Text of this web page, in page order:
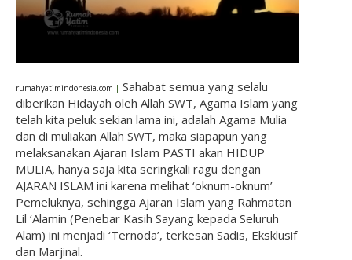
rumahyatimindonesia.com | Sahabat semua yang selalu
diberikan Hidayah oleh Allah SWT, Agama Islam yang
telah kita peluk sekian lama ini, adalah Agama Mulia
dan di muliakan Allah SWT, maka siapapun yang
melaksanakan Ajaran Islam PASTI akan HIDUP
MULIA, hanya saja kita seringkali ragu dengan
AJARAN ISLAM ini karena melihat ‘oknum-oknum’
Pemeluknya, sehingga Ajaran Islam yang Rahmatan
Lil ‘Alamin (Penebar Kasih Sayang kepada Seluruh
Alam) ini menjadi ‘Ternoda’, terkesan Sadis, Eksklusif
dan Marjinal.